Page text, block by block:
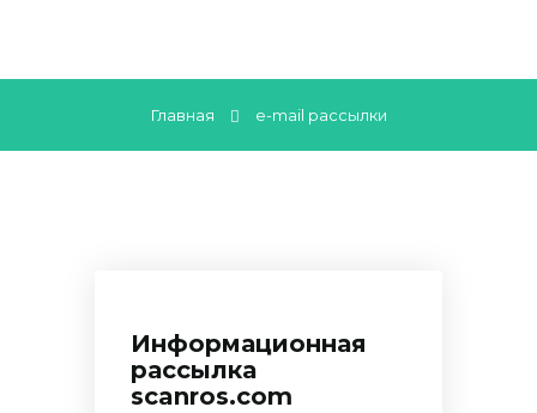
Главная e-mail рассылки
Информационная
рассылка
scanros.com